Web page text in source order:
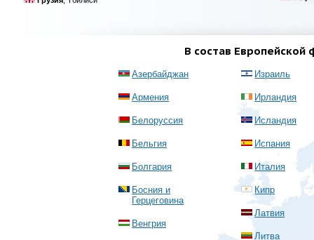
В состав Европейской
Азербайджан
Армения
Белоруссия
Бельгия
Болгария
Босния и
Герцеговина
Венгрия
Израиль
Ирландия
Исландия
Испания
Италия
Кипр
Латвия
Литва